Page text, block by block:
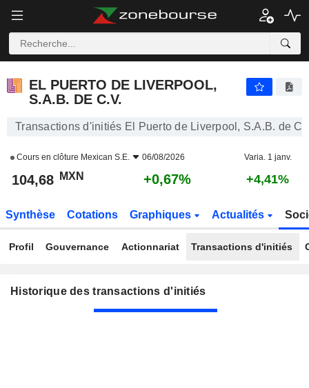
EL PUERTO DE LIVERPOOL,
S.A.B. DE C.V.
Transactions d'initiés El Puerto de Liverpool, S.A.B. de
Cours en clôture Mexican S.E. 06/08/2026 Varia. 1 janv.
104,68 MXN +0,67% +4,41%
Synthèse Cotations Graphiques Actualités
Profil Gouvernance Actionnariat Transactions d'initiés
Historique des transactions d'initiés